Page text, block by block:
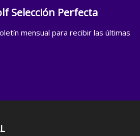
Selección Perfecta
mensual para recibir las últimas